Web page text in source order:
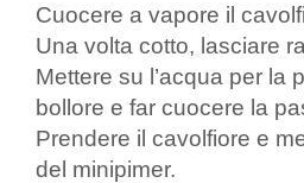
Cuocere a vapore il
Una volta cotto, lasciare
Mettere su l’acqua per la
bollore e far cuocere la
Prendere il cavolfiore e
del minipimer.